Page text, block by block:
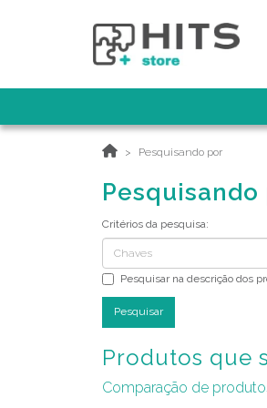
Pesquisando por
Pesquisando
Critérios da pesquisa:
Pesquisar na descrição dos
Produtos que
Comparação de